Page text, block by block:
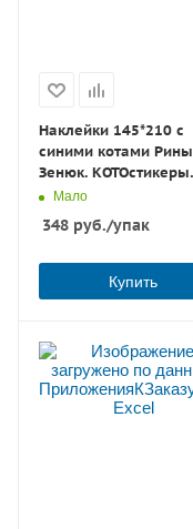
Наклейки 145*210 с
синими котами Рины
Зенюк. КОТОстикеры
(розовая)
Мало
348 руб./упак
Купить